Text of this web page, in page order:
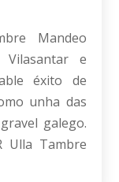
Mandeo
e
éxito de
unha das
galego.
Ulla Tambre